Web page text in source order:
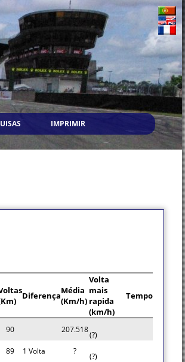
IMPRIMIR
DiferençaMédia
(Km/h)
Volta
mais
rapida
(km/h)
Tempo
90 207.518
(?)
89 1 Volta ?
(?)